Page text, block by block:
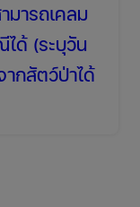
มารถเคลม
ได้ (ระบุวัน
ากสัตว์ป่าได้